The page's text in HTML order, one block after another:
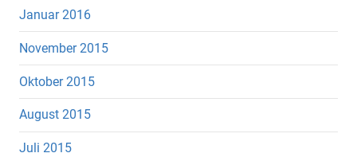
Januar 2016
November 2015
Oktober 2015
August 2015
Juli 2015